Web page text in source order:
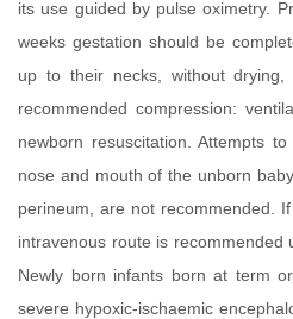
its use guided by pulse oximetry.
weeks gestation should be
up to their necks, without
recommended compression:
newborn resuscitation. Attempts
nose and mouth of the unborn
perineum, are not recommended.
intravenous route is recommended
Newly born infants born at term
severe hypoxic-ischaemic